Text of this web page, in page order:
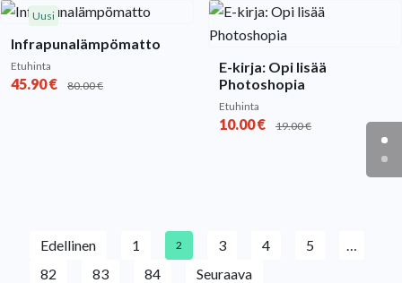
Uusi
Infrapunalämpömatto
Etuhinta
45.90€ 80.00€
E-kirja: Opi lisää
Photoshopia
Etuhinta
10.00€ 19.00€
Edellinen 1 2 3 4 5
…
82
83 84 Seuraava